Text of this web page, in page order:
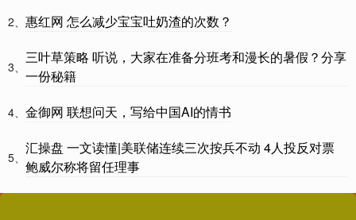
2、 惠红网 怎么减少宝宝吐奶渣的次数？
3、
三叶草策略 听说，大家在准备分班考和漫长的暑假？分享
一份秘籍
4、 金御网 联想问天，写给中国AI的情书
5、
汇操盘 一文读懂|美联储连续三次按兵不动 4人投反对票
鲍威尔称将留任理事